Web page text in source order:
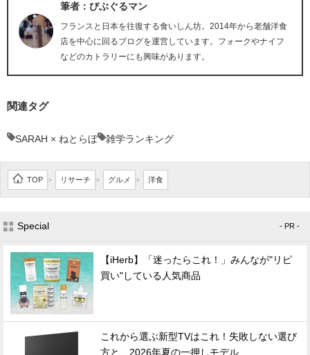
筆者：びぶぐるマン
フランスと日本を往復する食いしん坊。2014年から老舗洋食
店を中心に回るブログを運営しています。フォークやナイフ
などのカトラリーにも興味があります。
関連タグ
SARAH × ねとらぼ 雑学ランキング
TOP > リサーチ > グルメ > 洋食
Special - PR -
【iHerb】「迷ったらこれ！」みんなが"リピ
買い"している人気商品
これから選ぶ新型TVはこれ！失敗しない選び
方と、2026年夏の一押しモデル